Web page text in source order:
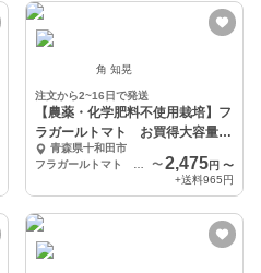
角 知晃
注文から2~16日で発送
【農薬・化学肥料不使用栽培】フ
ラガールトマト お買得大容量
1ｋｇ～
青森県十和田市
〜2,475円 〜
+送料965円